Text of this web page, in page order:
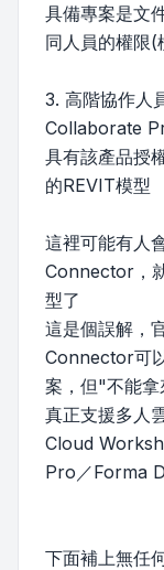
具備專案是文
同人員的權限(
3. 高階協作人
Collaborate
具有該產品授
的REVIT模型
這裡可能有人
Connector，
型了
這是個誤解，
Connector可
案，但"不能
真正支援多人
Cloud
Pro／Forma
下面補上無任